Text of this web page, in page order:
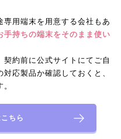
用端末を用意する会社もあ
手持ちの端末をそのまま使い
約前に公式サイトにてご自
応製品か確認しておくと、
ちら